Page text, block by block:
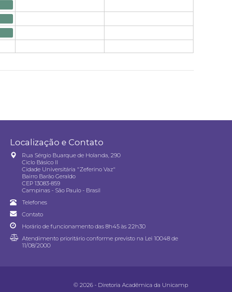
Localização e Contato
Rua Sérgio Buarque de Holanda, 290
Ciclo Básico II
Cidade Universitária "Zeferino Vaz"
Bairro Barão Geraldo
CEP 13083-859
Campinas - São Paulo - Brasil
Telefones
Contato
Horário de funcionamento das 8h45 às 22h30
Atendimento prioritário conforme previsto na Lei 10048 de
11/08/2000
© 2026 - Diretoria Acadêmica da Unicamp